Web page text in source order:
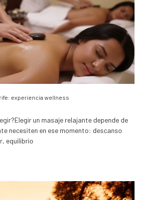
experiencia wellness
un masaje relajante depende de
necesiten en ese momento: descanso
equilibrio